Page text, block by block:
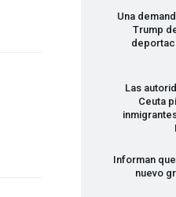
Una
Trump
Las
Ceuta
Informan
nuevo